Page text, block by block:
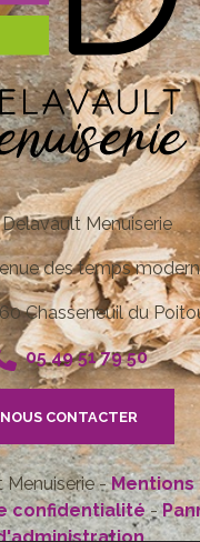
Delavault Menuiserie
des temps
Chasseneuil du
05 49 51 79 50
NOUS CONTACTER
Menuiserie -
confidentialité-